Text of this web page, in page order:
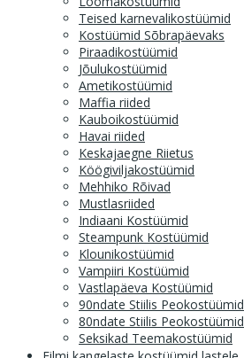
Teised karnevalikostüümid
Kostüümid Sõbrapäevaks
Piraadikostüümid
Jõulukostüümid
Ametikostüümid
Maffia riided
Kauboikostüümid
Havai riided
Keskajaegne Riietus
Köögiviljakostüümid
Mehhiko Rõivad
Mustlasriided
Indiaani Kostüümid
Steampunk Kostüümid
Klounikostüümid
Vampiiri Kostüümid
Vastlapäeva Kostüümid
90ndate Stiilis Peokostüümid
80ndate Stiilis Peokostüümid
Seksikad Teemakostüümid